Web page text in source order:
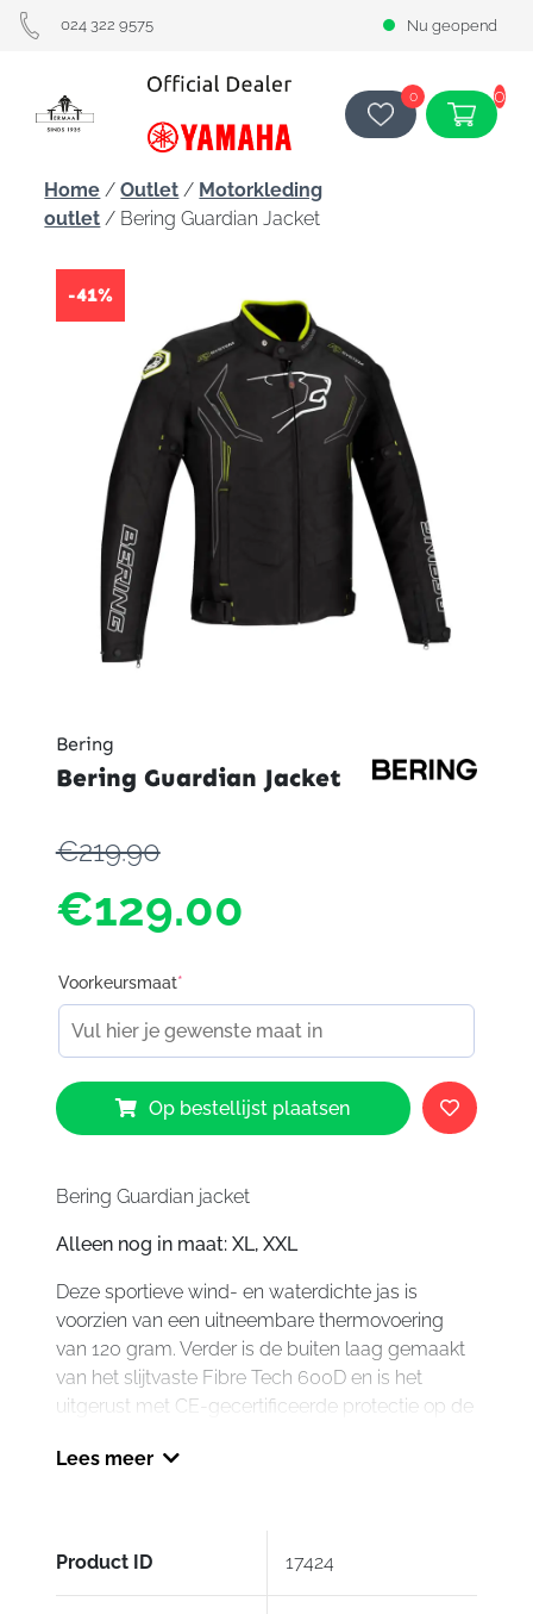
024 322 9575 Nu geopend
0 0
Home /Outlet / Motorkleding
outlet / Bering Guardian Jacket
-41%
Bering
Bering Guardian Jacket
€219.90
€129.00
Voorkeursmaat*
Bering
Guardian
Jacket
Op bestellijst plaatsen
Bering Guardian jacket
Alleen nog in maat: XL, XXL
Deze sportieve wind- en waterdichte jas is
voorzien van een uitneembare thermovoering
van 120 gram. Verder is de buiten laag gemaakt
van het slijtvaste Fibre Tech 600D en is het
uitgerust met CE-gecertificeerde protectie op de
Lees meer
Product ID 17424